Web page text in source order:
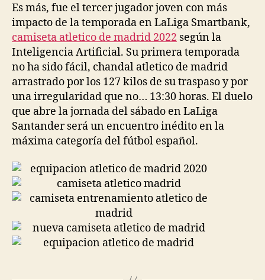
Es más, fue el tercer jugador joven con más
impacto de la temporada en LaLiga Smartbank,
camiseta atletico de madrid 2022 según la
Inteligencia Artificial. Su primera temporada
no ha sido fácil, chandal atletico de madrid
arrastrado por los 127 kilos de su traspaso y por
una irregularidad que no… 13:30 horas. El duelo
que abre la jornada del sábado en LaLiga
Santander será un encuentro inédito en la
máxima categoría del fútbol español.